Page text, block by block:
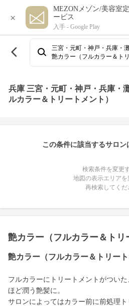
×
MEZONメゾン/美容室
ービス
入手 - Google Play
三宮・元町・神戸・兵庫・
艶カラー（フルカラー＆ト
兵庫 三宮・元町・神戸・兵庫・
ルカラー＆トリートメント）
この条件に該当するサロ
検索条件を変更
地図の表示エリアを
再検索してくだ
艶カラー（フルカラー＆トリ
艶カラー（フルカラー＆トリー
フルカラーにトリートメントがつい
ほど潤う艶髪に。
サロンによってはカラー前に前処理